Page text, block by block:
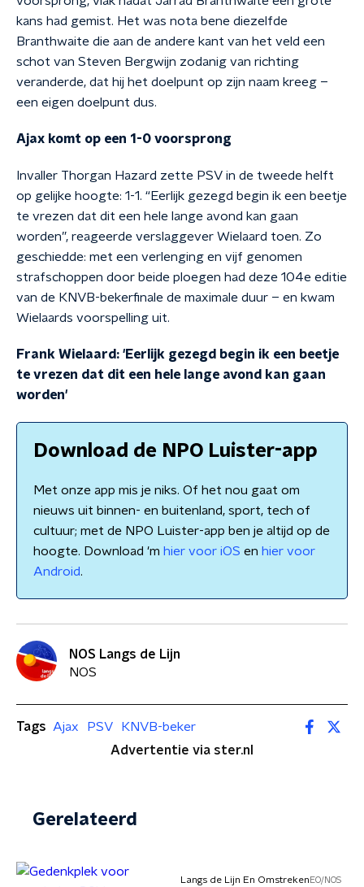
kans had gemist. Het was nota bene diezelfde
Branthwaite die aan de andere kant van het veld een
schot van Steven Bergwijn zodanig van richting
veranderde, dat hij het doelpunt op zijn naam kreeg –
een eigen doelpunt dus.
Ajax komt op een 1-0 voorsprong
Invaller Thorgan Hazard zette PSV in de tweede helft
op gelijke hoogte: 1-1. “Eerlijk gezegd begin ik een beetje
te vrezen dat dit een hele lange avond kan gaan
worden”, reageerde verslaggever Wielaard toen. Zo
geschiedde: met een verlenging en vijf genomen
strafschoppen door beide ploegen had deze 104e editie
van de KNVB-bekerfinale de maximale duur – en kwam
Wielaards voorspelling uit.
Frank Wielaard: 'Eerlijk gezegd begin ik een beetje
te vrezen dat dit een hele lange avond kan gaan
worden'
Download de NPO Luister-app
Met onze app mis je niks. Of het nou gaat om
nieuws uit binnen- en buitenland, sport, tech of
cultuur; met de NPO Luister-app ben je altijd op de
hoogte. Download 'm hier voor iOS en hier voor
Android.
NOS Langs de Lijn
NOS
Tags Ajax PSV
KNVB-beker
Advertentie via ster.nl
Gerelateerd
Langs de Lijn En Omstreken EO/NOS